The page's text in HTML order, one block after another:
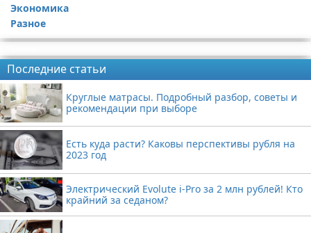
Экономика
Разное
Последние статьи
Круглые матрасы. Подробный разбор, советы и
рекомендации при выборе
Есть куда расти? Каковы перспективы рубля на
2023 год
Электрический Evolute i-Pro за 2 млн рублей! Кто
крайний за седаном?